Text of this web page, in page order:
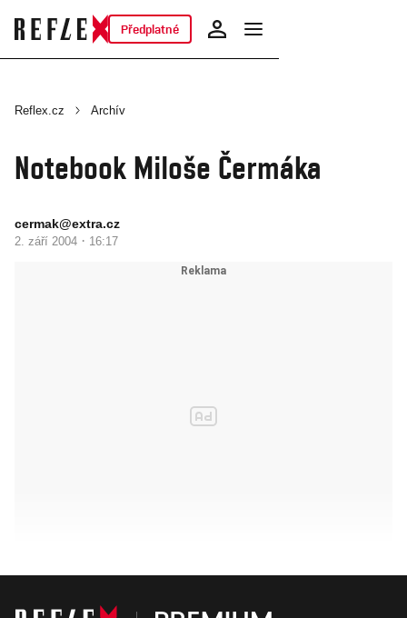
Předplatné
Reflex.cz Archív
Notebook Miloše Čermáka
cermak@extra.cz
2. září 2004 · 16:17